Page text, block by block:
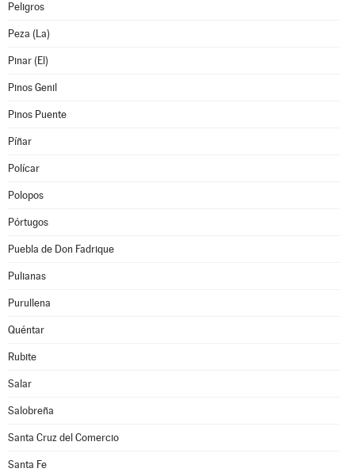
Peligros
Peza (La)
Pinar (El)
Pinos Genil
Pinos Puente
Píñar
Polícar
Polopos
Pórtugos
Puebla de Don Fadrique
Pulianas
Purullena
Quéntar
Rubite
Salar
Salobreña
Santa Cruz del Comercio
Santa Fe